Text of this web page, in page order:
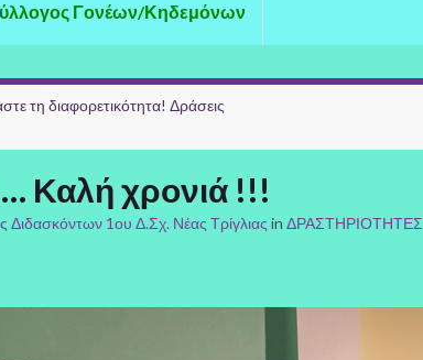
Γονέων/Κηδεμόνων
τη διαφορετικότητα! Δράσεις
Καλή χρονιά !!!
Διδασκόντων 1ου Δ.Σχ. Νέας Τρίγλιας in ΔΡΑΣΤΗΡΙΟΤΗΤΕΣ